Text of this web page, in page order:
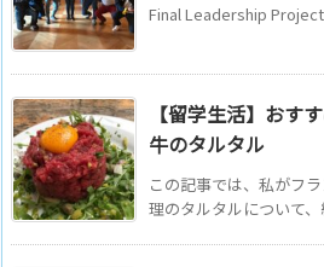
Final Leadership
【留学生活】おす
牛のタルタル
この記事では、私がフ
理のタルタルについて